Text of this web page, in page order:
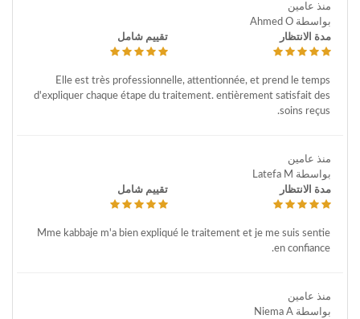
منذ عامين
بواسطة Ahmed O
مدة الانتظار
تقييم شامل
Elle est très professionnelle, attentionnée, et prend le temps
d'expliquer chaque étape du traitement. entièrement satisfait des
soins reçus.
منذ عامين
بواسطة Latefa M
مدة الانتظار
تقييم شامل
Mme kabbaje m'a bien expliqué le traitement et je me suis sentie
en confiance.
منذ عامين
بواسطة Niema A